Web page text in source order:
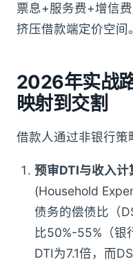
票息+服务费+增信费
挤压借款端定价空间。
2026年实战
映射到交割
借款人通过非银行策
预审DTI与收入计
(Household
债务的偿债比（
比50%-55%（银
DTI为7.1倍，而